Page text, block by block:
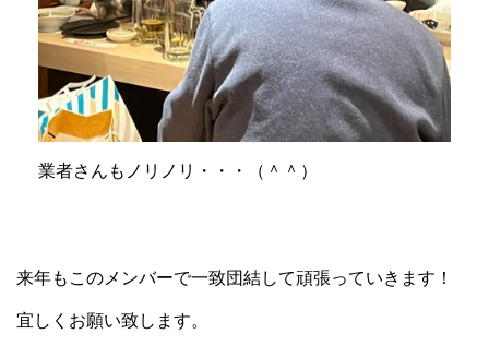
業者さんもノリノリ・・・（＾＾）
来年もこのメンバーで一致団結して頑張っていきます！
宜しくお願い致します。